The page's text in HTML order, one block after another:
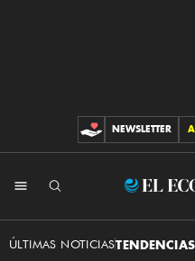
CONTRIBUCIONES
NEWSLETTER
ÚLTIMAS NOTICIAS